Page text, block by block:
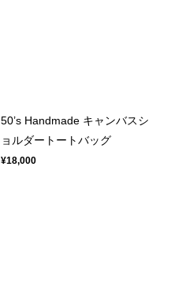
50’s Handmade キャンバスシ
ョルダートートバッグ
¥18,000